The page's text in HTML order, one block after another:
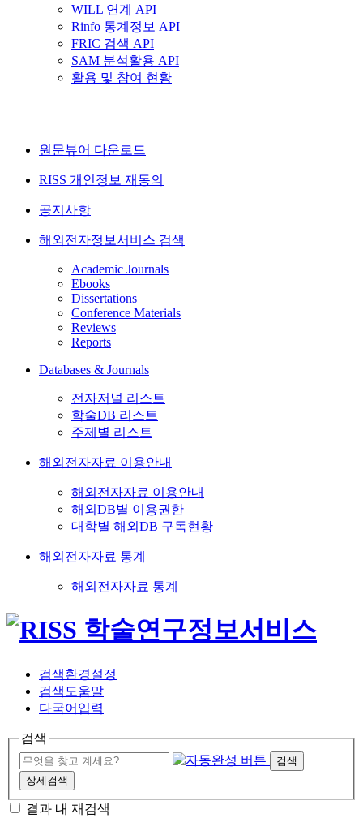
WILL 연계 API
Rinfo 통계정보 API
FRIC 검색 API
SAM 분석활용 API
활용 및 참여 현황
원문뷰어 다운로드
RISS 개인정보 재동의
공지사항
해외전자정보서비스 검색
Academic Journals
Ebooks
Dissertations
Conference Materials
Reviews
Reports
Databases & Journals
전자저널 리스트
학술DB 리스트
주제별 리스트
해외전자자료 이용안내
해외전자자료 이용안내
해외DB별 이용권한
대학별 해외DB 구독현황
해외전자자료 통계
해외전자자료 통계
검색환경설정
검색도움말
다국어입력
검색
검색
상세검색
결과 내 재검색